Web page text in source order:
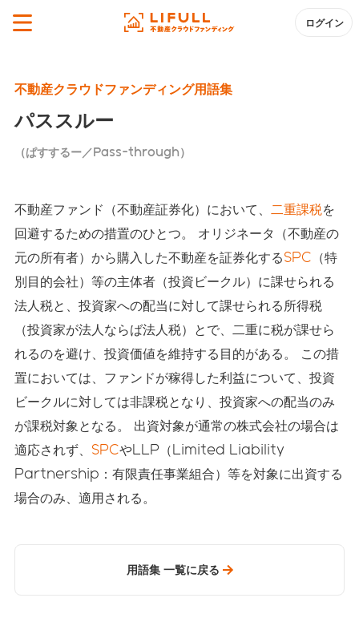
ログイン
不動産クラウドファンディング用語集
パススルー
（ぱすするー／Pass-through）
不動産ファンド（不動産証券化）において、 二重課税を
回避するための措置のひとつ。 オリジネータ（不動産の
元の所有者）から購入した不動産を証券化するSPC （特
別目的会社）等の主体者（投資ビークル）に課せられる
法人税と、投資家への配当に対して課せられる所得税
（投資家が法人ならば法人税）とで、二重に税が課せら
れるのを避け、投資価値を維持する目的がある。 この措
置においては、ファンドが稼得した利益について、投資
ビークルに対しては非課税となり、投資家への配当のみ
が課税対象となる。 出資対象が通常の株式会社の場合は
適応されず、 SPCやLLP（Limited Liability
Partnership：有限責任事業組合）等を対象に出資する
場合のみ、適用される。
用語集 一覧に戻る